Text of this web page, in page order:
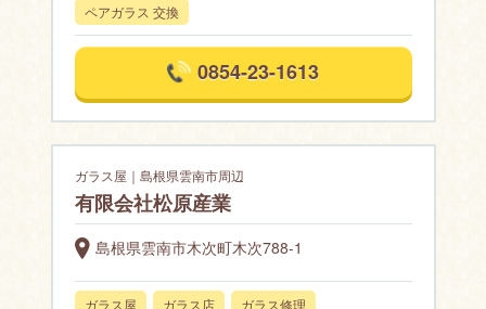
ペアガラス 交換
0854-23-1613
ガラス屋｜島根県雲南市周辺
有限会社松原産業
島根県雲南市木次町木次788-1
ガラス屋 ガラス店
ガラス修理